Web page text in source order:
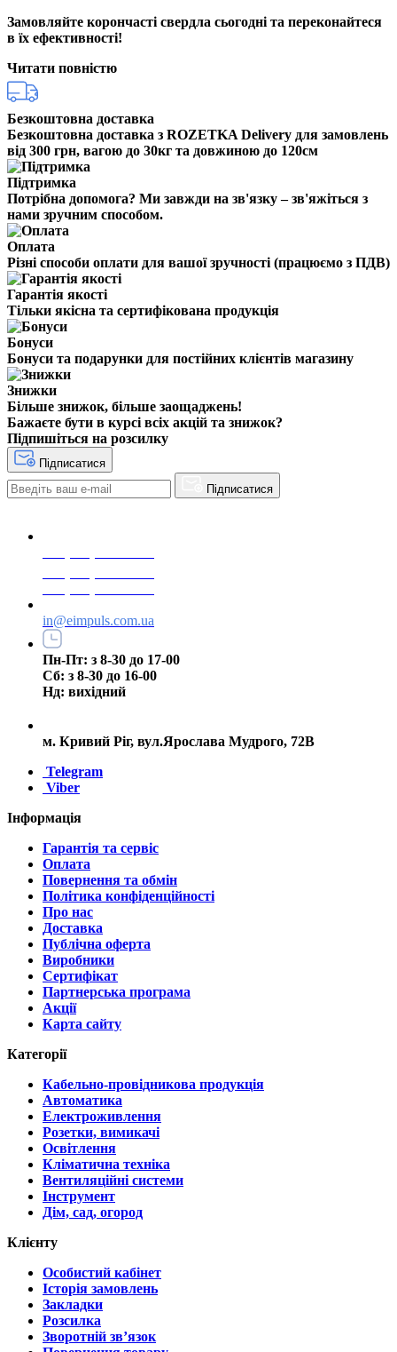
Замовляйте корончасті свердла сьогодні та переконайтеся
в їх ефективності!
Читати повністю
Безкоштовна доставка
Безкоштовна доставка з ROZETKA Delivery для замовлень
від 300 грн, вагою до 30кг та довжиною до 120см
Підтримка
Потрібна допомога? Ми завжди на зв'язку – зв'яжіться з
нами зручним способом.
Оплата
Різні способи оплати для вашої зручності (працюємо з ПДВ)
Гарантія якості
Тільки якісна та сертифікована продукція
Бонуси
Бонуси та подарунки для постійних клієнтів магазину
Знижки
Більше знижок, більше заощаджень!
Бажаєте бути в курсі всіх акцій та знижок?
Підпишіться на розсилку
Підписатися
Підписатися
in@eimpuls.com.ua
Пн-Пт: з 8-30 до 17-00
Сб: з 8-30 до 16-00
Нд: вихідний
м. Кривий Ріг, вул.Ярослава Мудрого, 72В
Telegram
Viber
Інформація
Гарантія та сервіс
Оплата
Повернення та обмін
Політика конфіденційності
Про нас
Доставка
Публічна оферта
Виробники
Сертифікат
Партнерська програма
Акції
Карта сайту
Категорії
Кабельно-провідникова продукція
Автоматика
Електроживлення
Розетки, вимикачі
Освітлення
Кліматична техніка
Вентиляційні системи
Інструмент
Дім, сад, огород
Клієнту
Особистий кабінет
Історія замовлень
Закладки
Розсилка
Зворотній зв’язок